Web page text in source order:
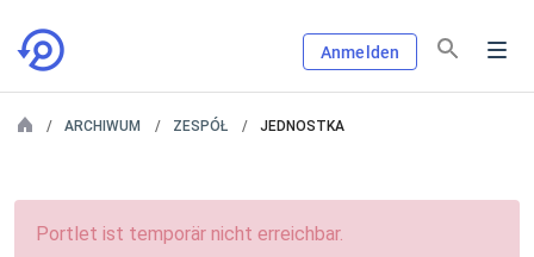
Anmelden
ARCHIWUM ZESPÓŁ JEDNOSTKA
Portlet ist temporär nicht erreichbar.